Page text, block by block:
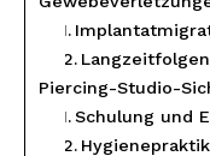
Langzeitfolgen
Piercing-Studio-
Schulung und